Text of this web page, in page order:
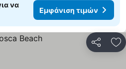
να
Εμφάνιση τιμών